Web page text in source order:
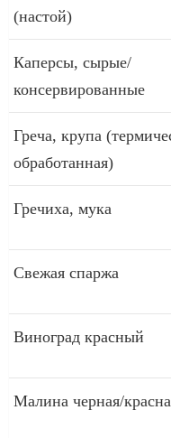
(настой)
Каперсы, сырые/
консервированные
Греча, крупа
обработанная)
Гречиха, мука
Свежая спаржа
Виноград красный
Малина черная/